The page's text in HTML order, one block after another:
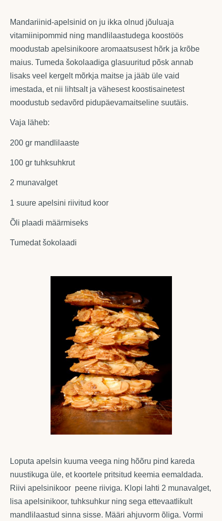
Mandariinid-apelsinid on ju ikka olnud jõuluaja
vitamiinipommid ning mandlilaastudega koostöös
moodustab apelsinikoore aromaatsusest hõrk ja krõbe
maius. Tumeda šokolaadiga glasuuritud põsk annab
lisaks veel kergelt mõrkja maitse ja jääb üle vaid
imestada, et nii lihtsalt ja vähesest koostisainetest
moodustub sedavõrd pidupäevamaitseline suutäis.
Vaja läheb:
200 gr mandlilaaste
100 gr tuhksuhkrut
2 munavalget
1 suure apelsini riivitud koor
Õli plaadi määrmiseks
Tumedat šokolaadi
Loputa apelsin kuuma veega ning hõõru pind kareda
nuustikuga üle, et koortele pritsitud keemia eemaldada.
Riivi apelsinikoor peene riiviga. Klopi lahti 2 munavalget,
lisa apelsinikoor, tuhksuhkur ning sega ettevaatlikult
mandlilaastud sinna sisse. Määri ahjuvorm õliga. Vormi